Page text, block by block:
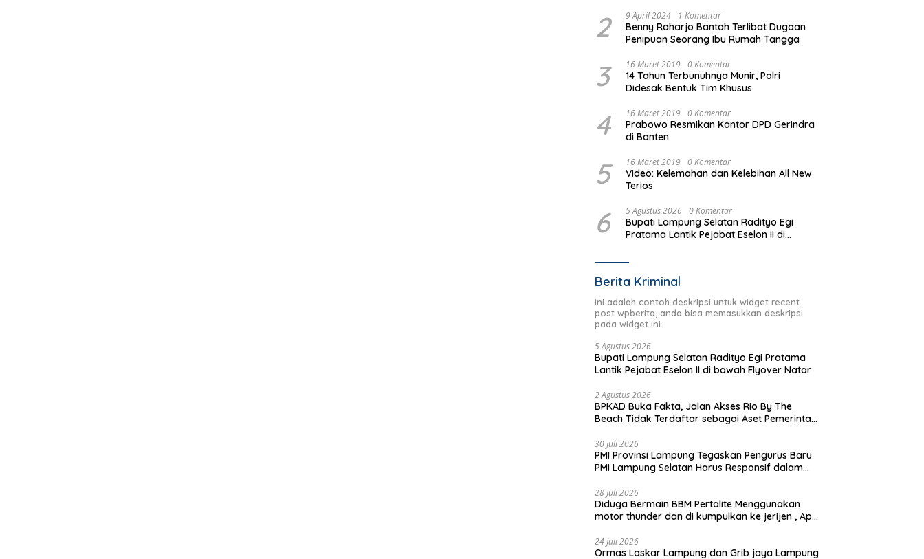
2 9 April 2024 1 Komentar
Benny Raharjo Bantah Terlibat Dugaan
Penipuan Seorang Ibu Rumah Tangga
3 16 Maret 2019 0 Komentar
14 Tahun Terbunuhnya Munir, Polri
Didesak Bentuk Tim Khusus
4 16 Maret 2019 0 Komentar
Prabowo Resmikan Kantor DPD Gerindra
di Banten
5 16 Maret 2019 0 Komentar
Video: Kelemahan dan Kelebihan All New
Terios
6 5 Agustus 2026 0 Komentar
Bupati Lampung Selatan Radityo Egi
Pratama Lantik Pejabat Eselon II di
Berita Kriminal
Ini adalah contoh deskripsi untuk widget recent
post wpberita, anda bisa memasukkan deskripsi
pada widget ini.
5 Agustus 2026
Bupati Lampung Selatan Radityo Egi Pratama
Lantik Pejabat Eselon II di bawah Flyover Natar
2 Agustus 2026
BPKAD Buka Fakta, Jalan Akses Rio By The
Beach Tidak Terdaftar sebagai Aset Pemerintah
30 Juli 2026
PMI Provinsi Lampung Tegaskan Pengurus Baru
PMI Lampung Selatan Harus Responsif dalam
28 Juli 2026
Diduga Bermain BBM Pertalite Menggunakan
motor thunder dan di kumpulkan ke jerijen , Apri
24 Juli 2026
Ormas Laskar Lampung dan Grib jaya Lampung